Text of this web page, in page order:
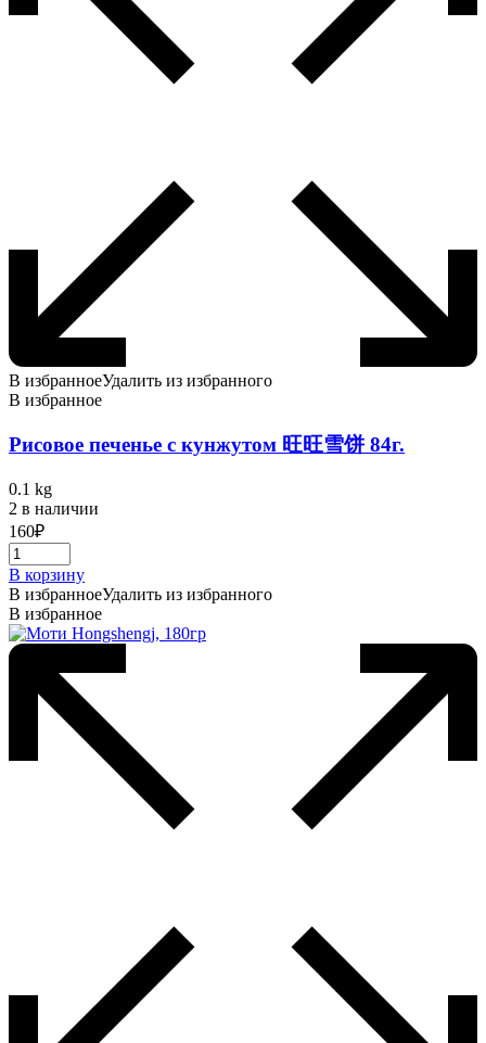
В избранноеУдалить из избранного
В избранное
Рисовое печенье с кунжутом 旺旺雪饼 84г.
0.1 kg
2 в наличии
160₽
В корзину
В избранноеУдалить из избранного
В избранное